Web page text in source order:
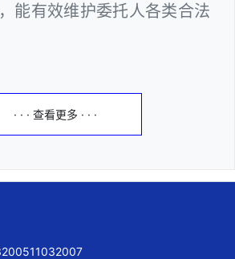
能有效维护委托人各类合法
· · · 查看更多 · · ·